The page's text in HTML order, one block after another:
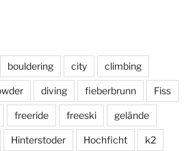
bouldering city climbing
diving fieberbrunn Fiss
freeride freeski gelände
Hinterstoder Hochficht k2